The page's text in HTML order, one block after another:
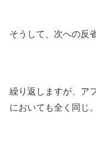
そうして、次への反
繰り返しますが、ア
においても全く同じ。